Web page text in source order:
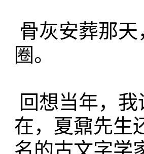
骨灰安葬那
圈。
回想当年，
在，夏鼐先生
名的古文字学